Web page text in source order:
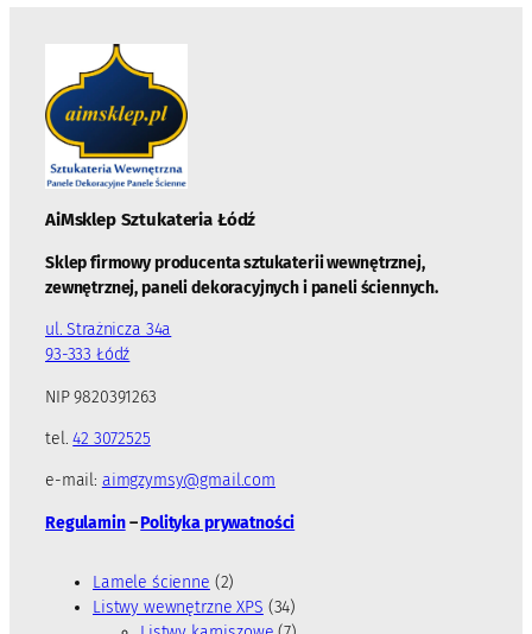
AiMsklep Sztukateria Łódź
Sklep firmowy producenta sztukaterii wewnętrznej,
zewnętrznej, paneli dekoracyjnych i paneli ściennych.
ul. Strażnicza 34a
93-333 Łódź
NIP 9820391263
tel.42 3072525
e-mail: aimgzymsy@gmail.com
Regulamin–Polityka prywatności
Lamele ścienne 22
p
Listwy wewnętrzne XPS 343